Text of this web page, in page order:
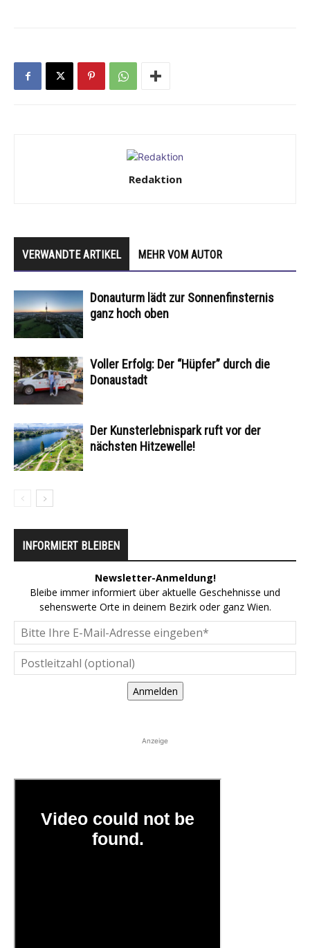
Redaktion
VERWANDTE ARTIKEL MEHR VOM AUTOR
Donauturm lädt zur Sonnenfinsternis
ganz hoch oben
Voller Erfolg: Der “Hüpfer” durch die
Donaustadt
Der Kunsterlebnispark ruft vor der
nächsten Hitzewelle!
INFORMIERT BLEIBEN
Newsletter-Anmeldung!
Bleibe immer informiert über aktuelle Geschehnisse und
sehenswerte Orte in deinem Bezirk oder ganz Wien.
Anmelden
Anzeige